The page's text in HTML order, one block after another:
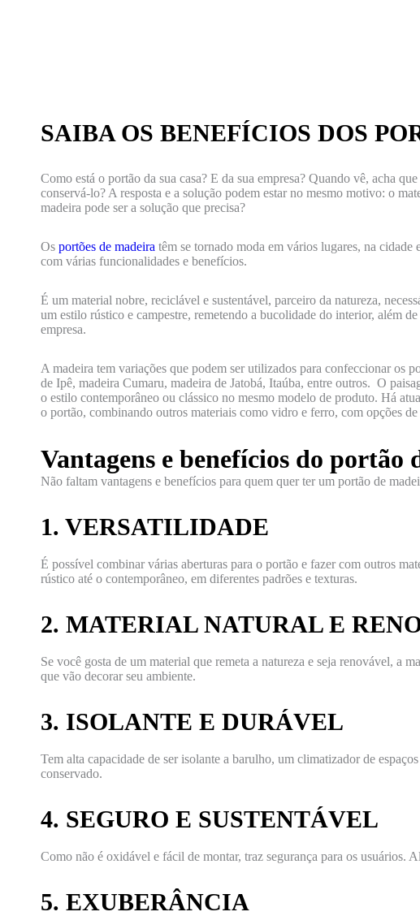
SAIBA OS BENEFÍCIOS DOS
Como está o portão da sua casa? E da sua empresa? Quando vê, acha
conservá-lo? A resposta e a solução podem estar no mesmo motivo: o
madeira pode ser a solução que precisa?
Osportões de madeira têm se tornado moda em vários lugares, na
com várias funcionalidades e benefícios.
É um material nobre, reciclável e sustentável, parceiro da natureza,
um estilo rústico e campestre, remetendo a bucolidade do interior, além
empresa.
A madeira tem variações que podem ser utilizados para confeccionar os
de Ipê, madeira Cumaru, madeira de Jatobá, Itaúba, entre outros. O
o estilo contemporâneo ou clássico no mesmo modelo de produto. Há
o portão, combinando outros materiais como vidro e ferro, com opções
Vantagens e benefícios do portão
Não faltam vantagens e benefícios para quem quer ter um portão de
1. VERSATILIDADE
É possível combinar várias aberturas para o portão e fazer com outros
rústico até o contemporâneo, em diferentes padrões e texturas.
2. MATERIAL NATURAL E
Se você gosta de um material que remeta a natureza e seja renovável, a
que vão decorar seu ambiente.
3. ISOLANTE E DURÁVEL
Tem alta capacidade de ser isolante a barulho, um climatizador de
conservado.
4. SEGURO E SUSTENTÁVEL
Como não é oxidável e fácil de montar, traz segurança para os usuários.
5. EXUBERÂNCIA